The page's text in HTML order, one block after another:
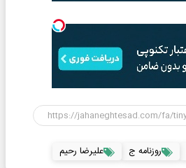
روزنامه ج علیرضا رحیم